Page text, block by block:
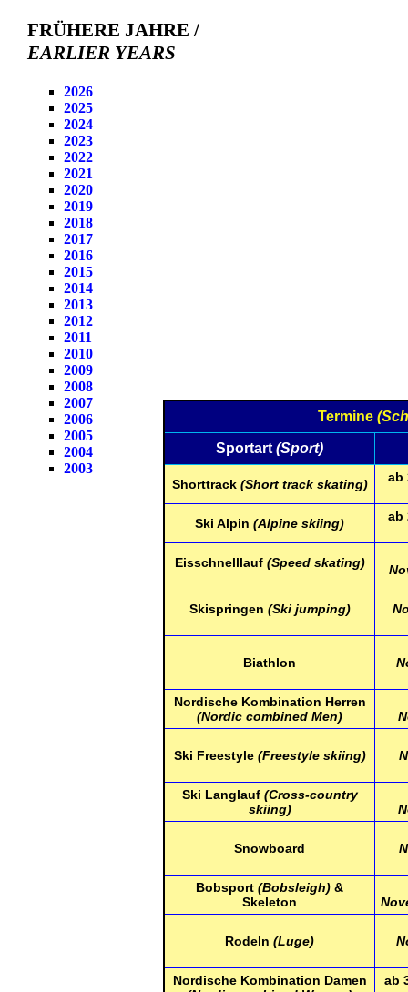
FRÜHERE JAHRE /
EARLIER YEARS
2026
2025
2024
2023
2022
2021
2020
2019
2018
2017
2016
2015
2014
2013
2012
2011
2010
2009
2008
2007
2006
2005
2004
2003
Termine
Sportart (Sport)
Shorttrack (Short track skating) ab
Ski Alpin (Alpine skiing) ab
Eisschnelllauf (Speed skating)
Skispringen (Ski jumping)
Biathlon
Nordische Kombination Herren
(Nordic combined Men)
Ski Freestyle (Freestyle skiing)
Ski Langlauf (Cross-country
skiing)
Snowboard
Bobsport (Bobsleigh) &
Skeleton
Rodeln (Luge)
Nordische Kombination Damen
ab